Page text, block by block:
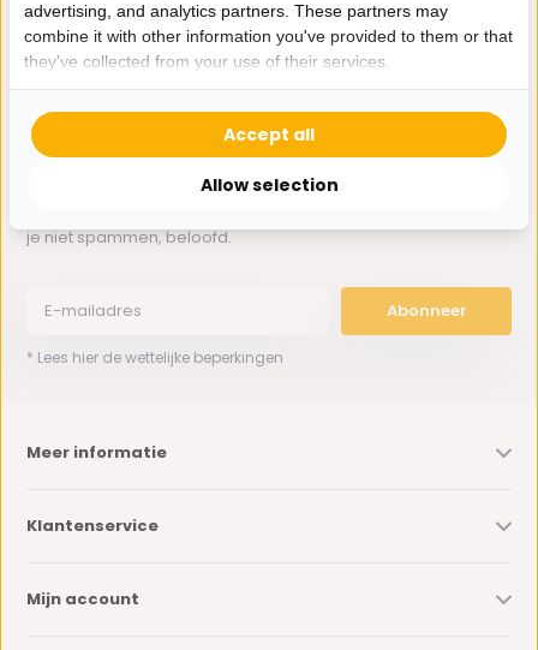
0162-231130
klantenservice@bazaaronline.nl
je niet spammen, beloofd.
Abonneer
* Lees hier de wettelijke beperkingen
Meer informatie
Klantenservice
Mijn account
advertising, and analytics partners. These partners may
combine it with other information you've provided to them or that
they've collected from your use of their services.
Allow selection
Accept all